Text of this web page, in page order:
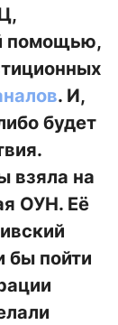
помощью,
. И,
будет
взяла на
ОУН. Её
бы пойти